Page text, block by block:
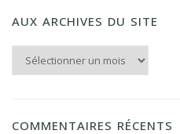
AUX ARCHIVES DU SITE
COMMENTAIRES RÉCENTS